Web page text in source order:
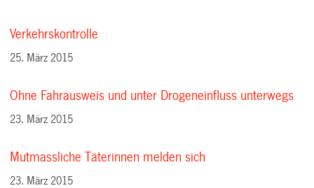
Verkehrskontrolle
25. März 2015
Ohne Fahrausweis und unter Drogeneinfluss unterwegs
23. März 2015
Mutmassliche Täterinnen melden sich
23. März 2015